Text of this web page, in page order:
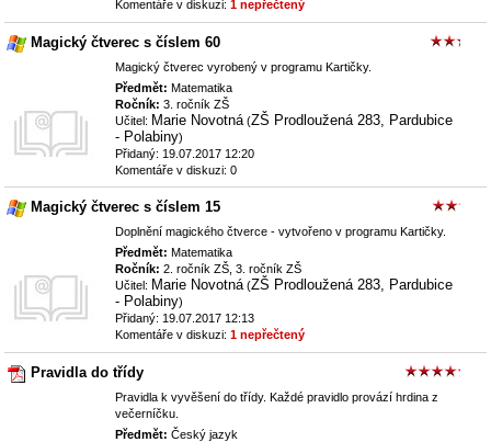
Komentáře v diskuzi: 1 nepřečtený
Magický čtverec s číslem 60
Magický čtverec vyrobený v programu Kartičky.
Předmět: Matematika
Ročník: 3. ročník ZŠ
Učitel: Marie Novotná (ZŠ Prodloužená 283, Pardubice
- Polabiny)
Přidaný: 19.07.2017 12:20
Komentáře v diskuzi: 0
Magický čtverec s číslem 15
Doplnění magického čtverce - vytvořeno v programu Kartičky.
Předmět: Matematika
Ročník: 2. ročník ZŠ, 3. ročník ZŠ
Učitel: Marie Novotná (ZŠ Prodloužená 283, Pardubice
- Polabiny)
Přidaný: 19.07.2017 12:13
Komentáře v diskuzi: 1 nepřečtený
Pravidla do třídy
Pravidla k vyvěšení do třídy. Každé pravidlo provází hrdina z
večerníčku.
Předmět: Český jazyk